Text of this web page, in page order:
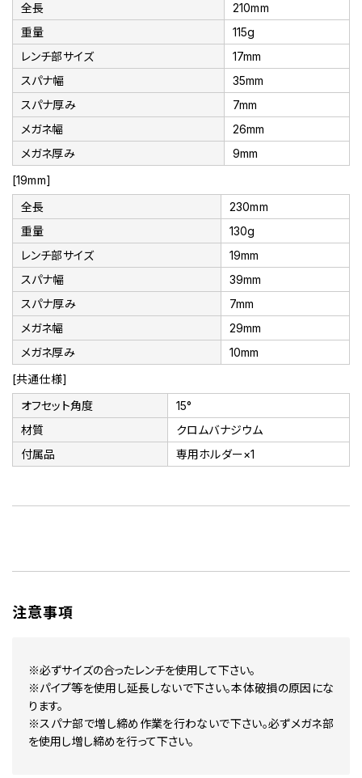
全長
210mm
重量
115g
レンチ部サイズ
17mm
スパナ幅
35mm
スパナ厚み
7mm
メガネ幅
26mm
メガネ厚み
9mm
[19mm]
全長
230mm
重量
130g
レンチ部サイズ
19mm
スパナ幅
39mm
スパナ厚み
7mm
メガネ幅
29mm
メガネ厚み
10mm
[共通仕様]
オフセット角度
15°
材質
クロムバナジウム
付属品
専用ホルダー×1
注意事項
※必ずサイズの合ったレンチを使用して下さい。
※パイプ等を使用し延長しないで下さい。本体破損の原因にな
ります。
※スパナ部で増し締め作業を行わないで下さい。必ずメガネ部
を使用し増し締めを行って下さい。